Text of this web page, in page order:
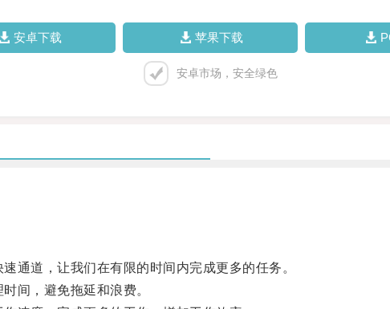
安卓下载 苹果下载
安卓市场，安全绿色
道，让我们在有限的时间内完成更多的任务。
间，避免拖延和浪费。